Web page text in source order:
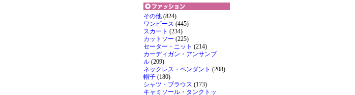
その他 (824)
ワンピース (445)
スカート (234)
カットソー (225)
セーター・ニット (214)
カーディガン・アンサンブ
ル (209)
ネックレス・ペンダント (208)
帽子 (180)
シャツ・ブラウス (173)
キャミソール・タンクトッ